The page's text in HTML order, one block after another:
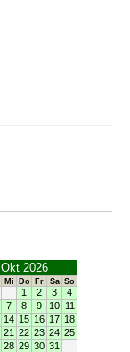
Okt 2026
Mi Do Fr Sa So
1 2 3
4
7 8 9 10 11
14 15 16 17 18
21 22 23 24 25
28 29 30 31